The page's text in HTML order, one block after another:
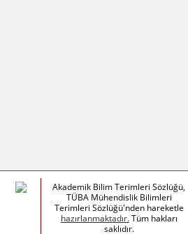
Akademik Bilim Terimleri Sözlüğü,
TÜBA Mühendislik Bilimleri
Terimleri Sözlüğü'nden hareketle
hazırlanmaktadır.Tüm hakları
saklıdır.